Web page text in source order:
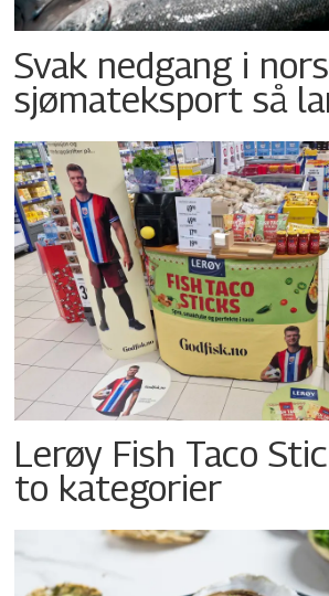
Svak nedgang i
sjømateksport så
Lerøy Fish Taco
to kategorier